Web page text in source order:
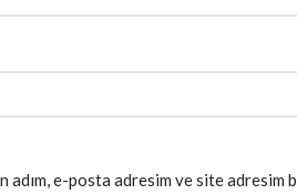
adım, e-posta adresim ve site adresim